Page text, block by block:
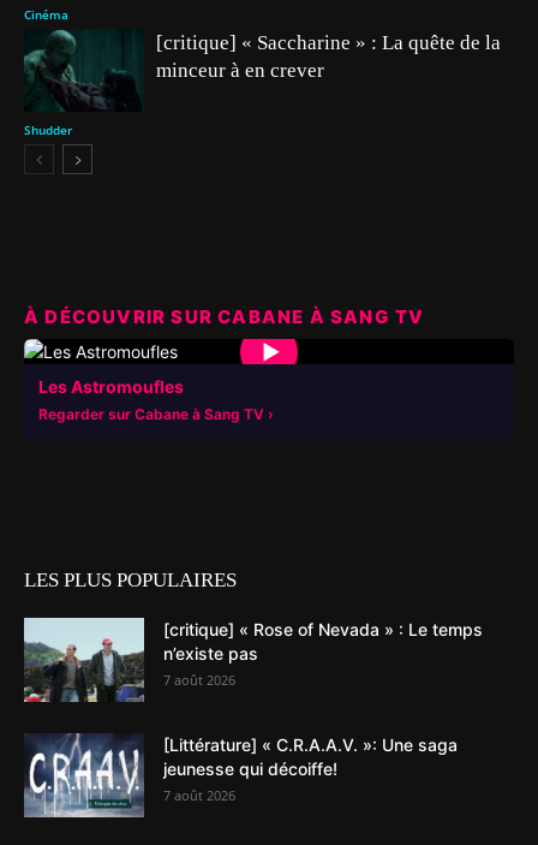
Cinéma
Shudder
[critique] « Saccharine » : La quête de la
minceur à en crever
À DÉCOUVRIR SUR CABANE À SANG TV
▶
Les Astromoufles
Regarder sur Cabane à Sang TV
LES PLUS POPULAIRES
[critique] « Rose of Nevada » : Le temps
n’existe pas
7 août 2026
[Littérature] « C.R.A.A.V. »: Une saga
jeunesse qui décoiffe!
7 août 2026